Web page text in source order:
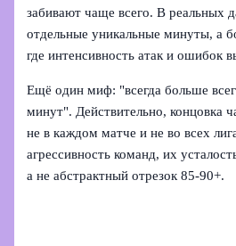
забивают чаще всего. В реальных
отдельные уникальные минуты, а
где интенсивность атак и ошибок
Ещё один миф: "всегда больше
минут". Действительно, концовка
не в каждом матче и не во всех
агрессивность команд, их
а не абстрактный отрезок 85-90+.